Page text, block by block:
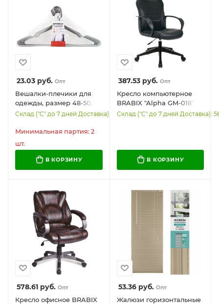
23.03 руб. Опт
Вешалки-плечики для
одежды, размер 48-50,
металл, антискользящие,
BRABIX PREMIUM, 608470
Склад ("С" до 7 дней Доставка): 1965
Минимальная партия: 2
шт.
В КОРЗИНУ
387.53руб. Опт
Кресло компьютерное
BRABIX "Alpha GM-018",
ткань/экокожа, черное,
Склад ("С" до 7 дней Доставка):
В КОРЗИНУ
578.61 руб. Опт
Кресло офисное BRABIX
53.36руб. Опт
Жалюзи горизонтальные